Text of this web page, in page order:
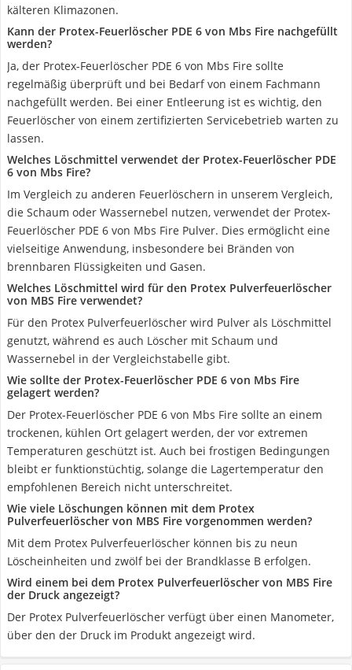
kälteren Klimazonen.
Kann der Protex-Feuerlöscher PDE 6 von Mbs Fire nachgefüllt
werden?
Ja, der Protex-Feuerlöscher PDE 6 von Mbs Fire sollte
regelmäßig überprüft und bei Bedarf von einem Fachmann
nachgefüllt werden. Bei einer Entleerung ist es wichtig, den
Feuerlöscher von einem zertifizierten Servicebetrieb warten zu
lassen.
Welches Löschmittel verwendet der Protex-Feuerlöscher PDE
6 von Mbs Fire?
Im Vergleich zu anderen Feuerlöschern in unserem Vergleich,
die Schaum oder Wassernebel nutzen, verwendet der Protex-
Feuerlöscher PDE 6 von Mbs Fire Pulver. Dies ermöglicht eine
vielseitige Anwendung, insbesondere bei Bränden von
brennbaren Flüssigkeiten und Gasen.
Welches Löschmittel wird für den Protex Pulverfeuerlöscher
von MBS Fire verwendet?
Für den Protex Pulverfeuerlöscher wird Pulver als Löschmittel
genutzt, während es auch Löscher mit Schaum und
Wassernebel in der Vergleichstabelle gibt.
Wie sollte der Protex-Feuerlöscher PDE 6 von Mbs Fire
gelagert werden?
Der Protex-Feuerlöscher PDE 6 von Mbs Fire sollte an einem
trockenen, kühlen Ort gelagert werden, der vor extremen
Temperaturen geschützt ist. Auch bei frostigen Bedingungen
bleibt er funktionstüchtig, solange die Lagertemperatur den
empfohlenen Bereich nicht unterschreitet.
Wie viele Löschungen können mit dem Protex
Pulverfeuerlöscher von MBS Fire vorgenommen werden?
Mit dem Protex Pulverfeuerlöscher können bis zu neun
Löscheinheiten und zwölf bei der Brandklasse B erfolgen.
Wird einem bei dem Protex Pulverfeuerlöscher von MBS Fire
der Druck angezeigt?
Der Protex Pulverfeuerlöscher verfügt über einen Manometer,
über den der Druck im Produkt angezeigt wird.